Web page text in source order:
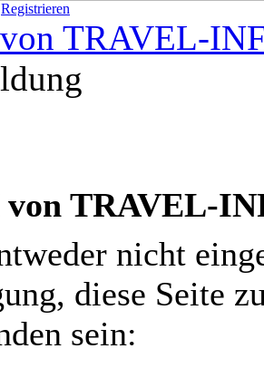
Registrieren
TRAVEL-
TRAVEL-
nicht
diese Seite
sein: